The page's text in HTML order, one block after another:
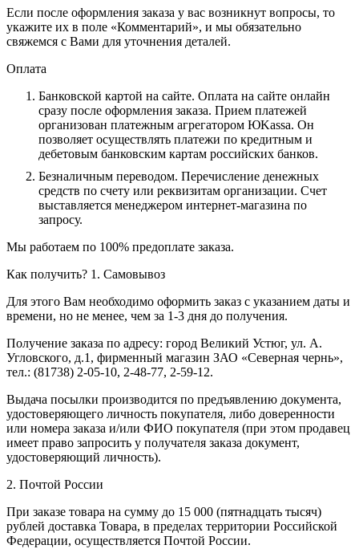
Если после оформления заказа у вас возникнут вопросы, то
укажите их в поле «Комментарий», и мы обязательно
свяжемся с Вами для уточнения деталей.
Оплата
Банковской картой на сайте. Оплата на сайте онлайн
сразу после оформления заказа. Прием платежей
организован платежным агрегатором ЮKassa. Он
позволяет осуществлять платежи по кредитным и
дебетовым банковским картам российских банков.
Безналичным переводом. Перечисление денежных
средств по счету или реквизитам организации. Счет
выставляется менеджером интернет-магазина по
запросу.
Мы работаем по 100% предоплате заказа.
Как получить? 1. Самовывоз
Для этого Вам необходимо оформить заказ с указанием даты и
времени, но не менее, чем за 1-3 дня до получения.
Получение заказа по адресу: город Великий Устюг, ул. А.
Угловского, д.1, фирменный магазин ЗАО «Северная чернь»,
тел.: (81738) 2-05-10, 2-48-77, 2-59-12.
Выдача посылки производится по предъявлению документа,
удостоверяющего личность покупателя, либо доверенности
или номера заказа и/или ФИО покупателя (при этом продавец
имеет право запросить у получателя заказа документ,
удостоверяющий личность).
2. Почтой России
При заказе товара на сумму до 15 000 (пятнадцать тысяч)
рублей доставка Товара, в пределах территории Российской
Федерации, осуществляется Почтой России.